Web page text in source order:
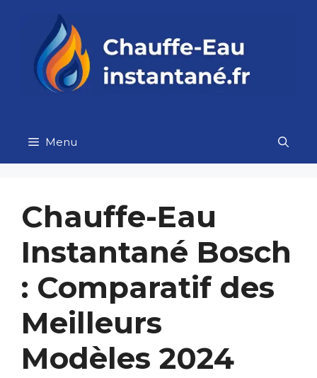
contenu
Menu
Chauffe-Eau
Instantané Bosch
: Comparatif des
Meilleurs
Modèles 2024